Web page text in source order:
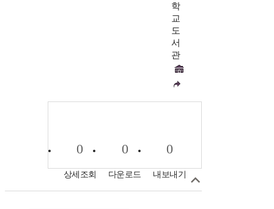
학
교
도
서
관
0
상세조회
0
다운로드
0
내보내기